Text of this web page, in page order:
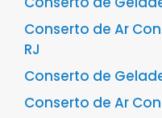
Conserto de Ar
RJ
Conserto de
Conserto de Ar